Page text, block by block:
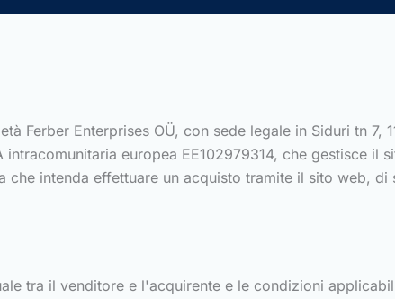
Ferber Enterprises OÜ, con sede legale in Siduri tn 7,
europea EE102979314, che gestisce il
che intenda effettuare un acquisto tramite il sito web, di
tra il venditore e l'acquirente e le condizioni